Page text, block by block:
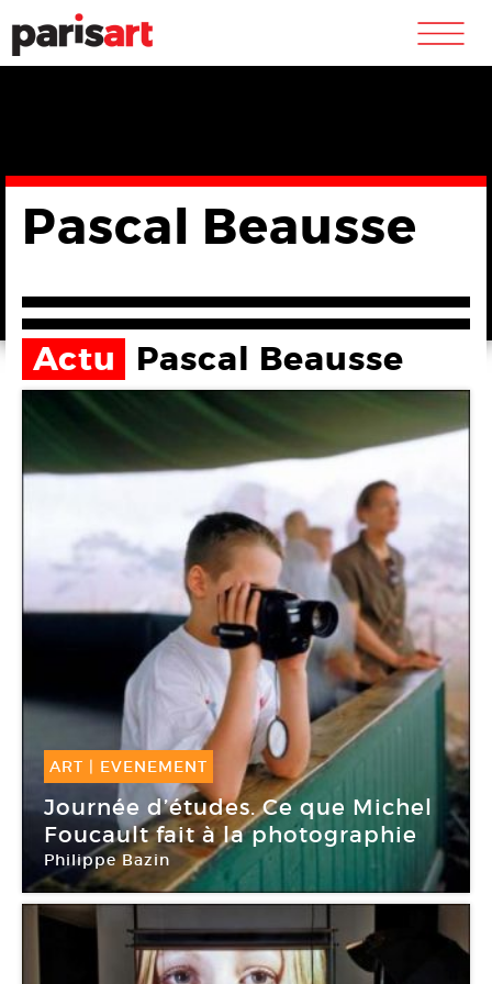
m
Pascal Beausse
Actu Pascal Beausse
ART | EVENEMENT
08 Déc -08 Déc 2014
Journée d’études. Ce que Michel
Foucault fait à la photographie
Philippe Bazin
Ecole supérieure d’Art & Design